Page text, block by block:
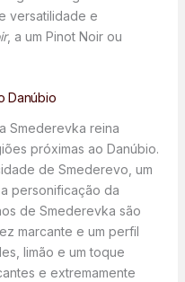
versatilidade e
, a um Pinot Noir ou
Danúbio
Smederevka reina
próximas ao Danúbio.
de Smederevo, um
personificação da
de Smederevka são
marcante e um perfil
limão e um toque
e extremamente